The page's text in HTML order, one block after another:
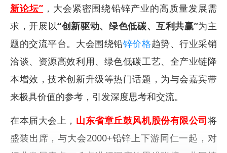
新论坛” ，大会紧密围绕铅锌产业的高质量发展需
求，开展以“创新驱动、绿色低碳、互利共赢”为主
题的交流平台。大会围绕铅锌价格趋势、行业采销
洽谈、资源高效利用、绿色低碳工艺、全产业链降
本增效，技术创新升级等热门话题，为与会嘉宾带
来极具价值的参考，引发深度思考和交流。
在本届大会上， 山东省章丘鼓风机股份有限公司将
盛装出席，与大会2000+铅锌上下游同仁一起，对